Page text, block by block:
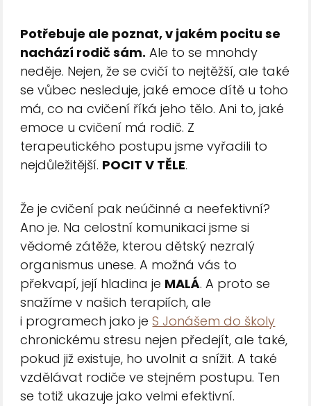
Potřebuje ale poznat, v jakém pocitu se
nachází rodič sám. Ale to se mnohdy
neděje. Nejen, že se cvičí to nejtěžší, ale také
se vůbec nesleduje, jaké emoce dítě u toho
má, co na cvičení říká jeho tělo. Ani to, jaké
emoce u cvičení má rodič. Z
terapeutického postupu jsme vyřadili to
nejdůležitější. POCIT V TĚLE.
Že je cvičení pak neúčinné a neefektivní?
Ano je. Na celostní komunikaci jsme si
vědomé zátěže, kterou dětský nezralý
organismus unese. A možná vás to
překvapí, její hladina je MALÁ. A proto se
snažíme v našich terapiích, ale
i programech jako jeS Jonášem do školy
chronickému stresu nejen předejít, ale také,
pokud již existuje, ho uvolnit a snížit. A také
vzdělávat rodiče ve stejném postupu. Ten
se totiž ukazuje jako velmi efektivní.